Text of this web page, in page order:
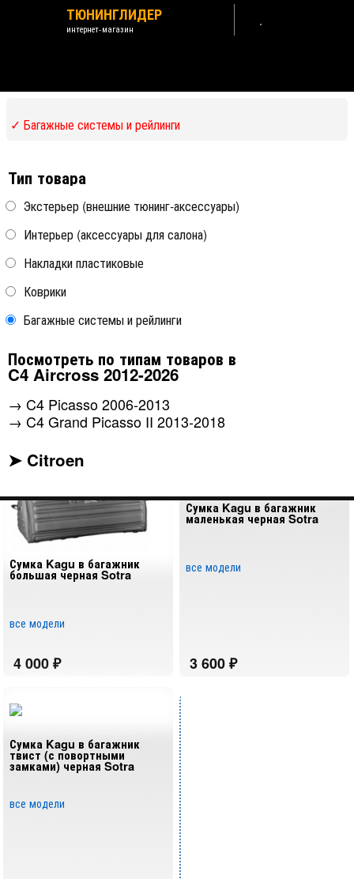
ТЮНИНГЛИДЕР
интернет-магазин
Назад /Citroen
Крепления для велосипедов
Крепления для грузов
Крепления для лыж и сноубордов
Рейлинги на крышу
Сумки в багажник
✓ Багажные системы и рейлинги
Тип товара
Экстерьер (внешние тюнинг-аксессуары)
Интерьер (аксессуары для салона)
Накладки пластиковые
Коврики
Багажные системы и рейлинги
Посмотреть по типам товаров в
C4 Aircross 2012-2026
→ C4 Picasso 2006-2013
→ C4 Grand Picasso II 2013-2018
➤ Citroen
Сумка Kagu в багажник
большая черная Sotra
все модели
Сумка Kagu в багажник
маленькая черная Sotra
все модели
Сумка Kagu в багажник
твист (с повортными
замками) черная Sotra
все модели